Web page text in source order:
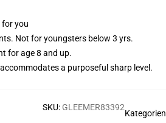
for you
Not for youngsters below 3 yrs.
for age 8 and up.
a purposeful sharp level.
SKU: GLEEMER83392
Kategorien